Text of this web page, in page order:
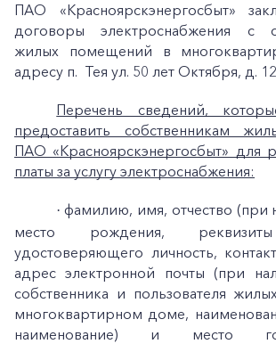
ПАО «Красноярскэнергосбыт»
договоры электроснабжения с
жилых помещений в
адресу п. Тея ул. 50 лет Октября, д.
Перечень сведений,
предоставить собственникам
ПАО «Красноярскэнергосбыт» для
платы за услугу электроснабжения:
· фамилию, имя, отчество (при
место рождения,
удостоверяющего личность,
адрес электронной почты (при
собственника и пользователя
многоквартирном доме,
наименование) и место